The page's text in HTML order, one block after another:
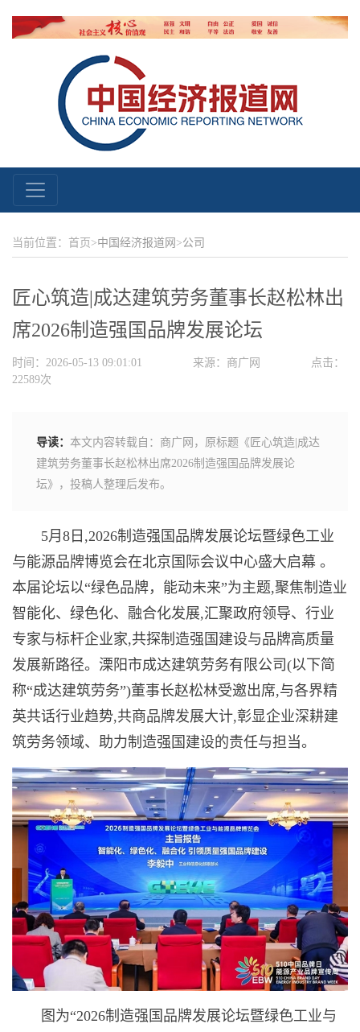
当前位置：首页>中国经济报道网 >公司
匠心筑造|成达建筑劳务董事长赵松林出
席2026制造强国品牌发展论坛
时间：2026-05-13 09:01:01 来源：商广网
点击：
22589次
导读： 本文内容转载自：商广网，原标题《匠心筑造|成达
建筑劳务董事长赵松林出席2026制造强国品牌发展论
坛》，投稿人整理后发布。
5月8日,2026制造强国品牌发展论坛暨绿色工业
与能源品牌博览会在北京国际会议中心盛大启幕 。
本届论坛以“绿色品牌，能动未来”为主题,聚焦制造业
智能化、绿色化、融合化发展,汇聚政府领导、行业
专家与标杆企业家,共探制造强国建设与品牌高质量
发展新路径。溧阳市成达建筑劳务有限公司(以下简
称“成达建筑劳务”)董事长赵松林受邀出席,与各界精
英共话行业趋势,共商品牌发展大计,彰显企业深耕建
筑劳务领域、助力制造强国建设的责任与担当。
图为“2026制造强国品牌发展论坛暨绿色工业与